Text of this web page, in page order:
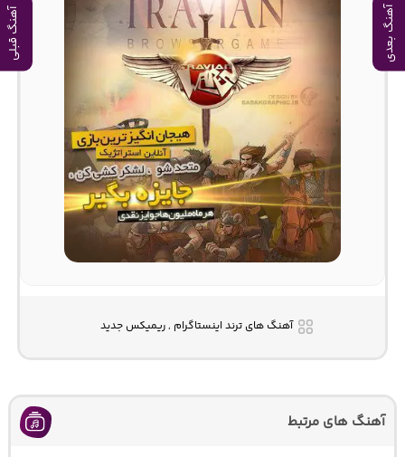
آهنگ بعدی آهنگ قبلی
آهنگ های ترند اینستاگرام , ریمیکس جدید
آهنگ های مرتبط